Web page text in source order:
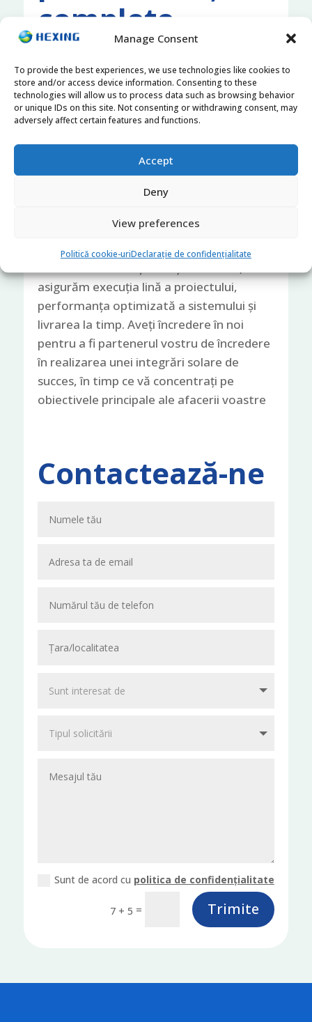
Manage Consent
To provide the best experiences, we use technologies like cookies to
store and/or access device information. Consenting to these
technologies will allow us to process data such as browsing behavior
or unique IDs on this site. Not consenting or withdrawing consent, may
adversely affect certain features and functions.
Accept
Deny
View preferences
Politică cookie-uriDeclarație de confidențialitate
complete
privind energia
solară
să gestioneze fiecare aspect al proiectului
tău, de la planificarea și achiziția
proiectului până la suportul tehnic și
pentru a simplifica parcursul companiei
tale într-un proiect de energie solară. Cu
asigurăm execuția lină a proiectului,
performanța optimizată a sistemului și
livrarea la timp. Aveți încredere în noi
pentru a fi partenerul vostru de încredere
în realizarea unei integrări solare de
succes, în timp ce vă concentrați pe
obiectivele principale ale afacerii voastre
Contactează-ne
Sunt de acord cu politica de confidențialitate
7 + 5 = Trimite